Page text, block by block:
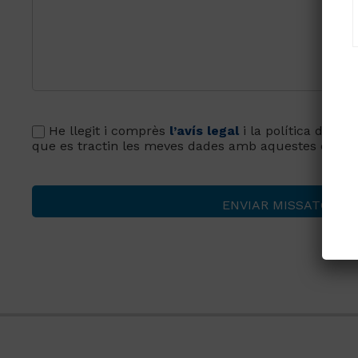
He llegit i comprès l’avís legal i la política de
que es tractin les meves dades amb aquestes